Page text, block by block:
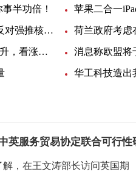
半功倍！
韩国反排海团队与日本民众共同举行集会 反对强推核污染水排海 荷兰政府考虑
EIA月度展望：美国明年底产油量将小幅提升，看涨未来油价 消息称欧盟将
英服务贸易协定联合可行性
，在王文涛部长访问英国期